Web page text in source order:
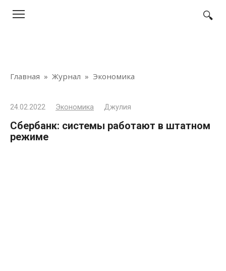
Главная » Журнал » Экономика
24.02.2022 Экономика Джулия
Сбербанк: системы работают в штатном
режиме